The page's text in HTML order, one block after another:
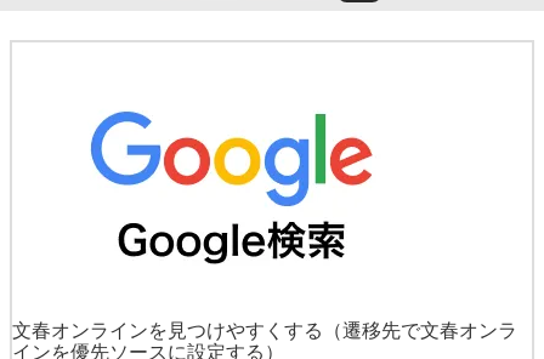
文春オンラインを見つけやすくする
（遷移先で文春オンラ
インを優先ソースに設定する）